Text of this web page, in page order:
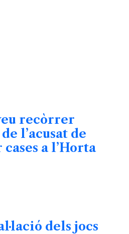
recòrrer
l’acusat de
a l’Horta
dels jocs